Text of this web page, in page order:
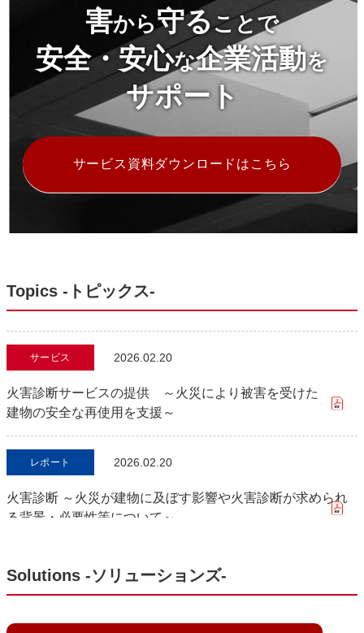
害から守ることで
安全・安心な企業活動を
サポート
サービス資料ダウンロードはこちら
Topics -トピックス-
サービス 2026.02.20
火害診断サービスの提供 ～火災により被害を受けた
建物の安全な再使用を支援～
レポート 2026.02.20
火害診断 ～火災が建物に及ぼす影響や火害診断が求められ
る背景・必要性等について～
レポート
Solutions ‐ソリューションズ‐